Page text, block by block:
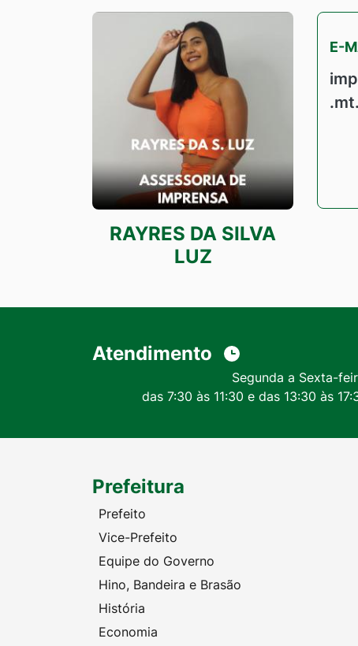
RAYRES DA SILVA
LUZ
E-
Atendimento
Segunda a Sexta-
das 7:30 às 11:30 e das 13:30 às
Prefeitura
Prefeito
Vice-Prefeito
Equipe do Governo
Hino, Bandeira e Brasão
História
Economia